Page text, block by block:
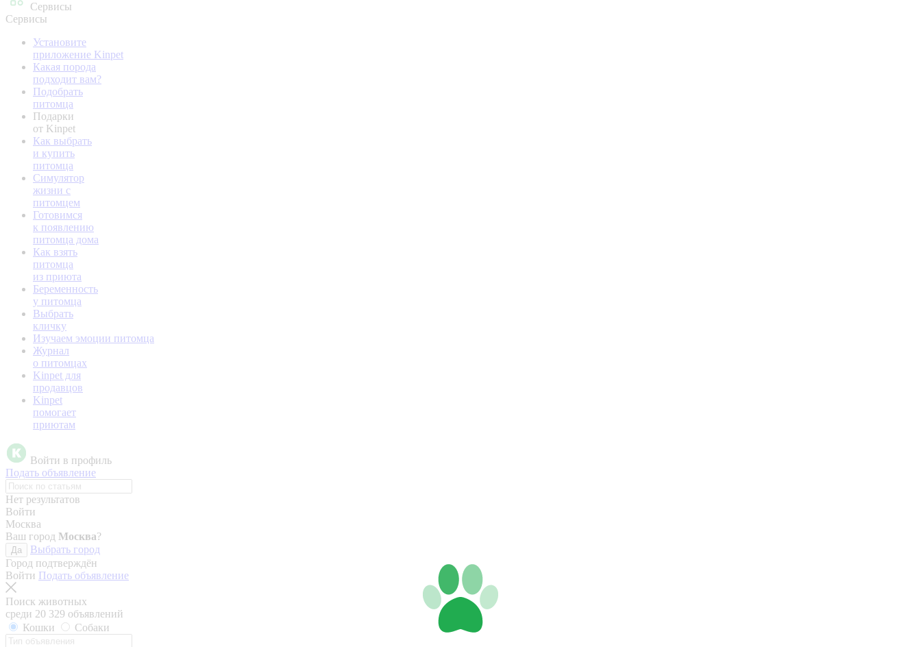
Сервисы
Сервисы
Установите
приложение Kinpet
Какая порода
подходит вам?
Подобрать
питомца
Подарки
от Kinpet
Как выбрать
и купить
питомца
Симулятор
жизни с
питомцем
Готовимся
к появлению
питомца дома
Как взять
питомца
из приюта
Беременность
у питомца
Выбрать
кличку
Изучаем эмоции питомца
Журнал
о питомцах
Kinpet для
продавцов
Kinpet
помогает
приютам
Войти в профиль
Подать объявление
Нет результатов
Войти
Москва
Ваш город Москва?
Да
Выбрать город
Город подтверждён
Войти Подать объявление
Поиск животных
среди 20 329 объявлений
Кошки
Собаки